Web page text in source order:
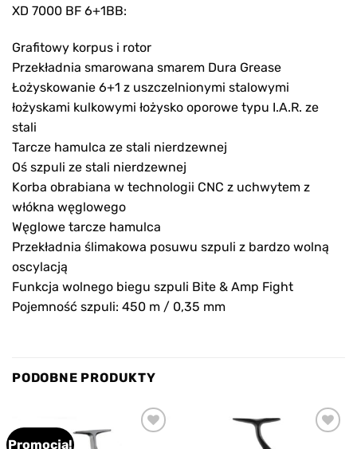
XD 7000 BF 6+1BB:
Grafitowy korpus i rotor
Przekładnia smarowana smarem Dura Grease
Łożyskowanie 6+1 z uszczelnionymi stalowymi
łożyskami kulkowymi łożysko oporowe typu I.A.R. ze
stali
Tarcze hamulca ze stali nierdzewnej
Oś szpuli ze stali nierdzewnej
Korba obrabiana w technologii CNC z uchwytem z
włókna węglowego
Węglowe tarcze hamulca
Przekładnia ślimakowa posuwu szpuli z bardzo wolną
oscylacją
Funkcja wolnego biegu szpuli Bite & Amp Fight
Pojemność szpuli: 450 m / 0,35 mm
PODOBNE PRODUKTY
Promocja!